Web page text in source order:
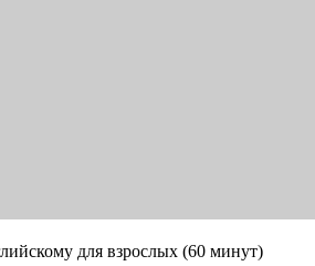
для взрослых (60 минут)